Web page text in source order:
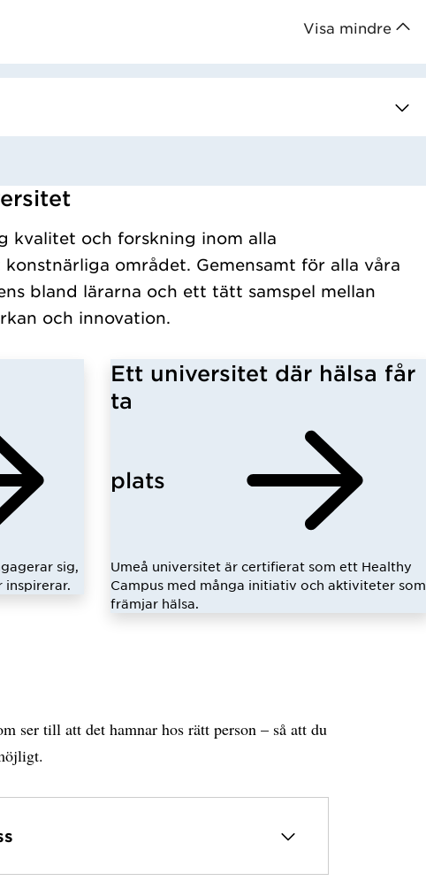
Visa mindre
kvalitet och forskning inom alla
området. Gemensamt för alla våra
bland lärarna och ett tätt samspel mellan
och innovation.
sig,
inspirerar.
Ett universitet där hälsa får
ta
plats
Umeå universitet är certifierat som ett Healthy
Campus med många initiativ och aktiviteter som
främjar hälsa.
ser till att det hamnar hos rätt person – så att du